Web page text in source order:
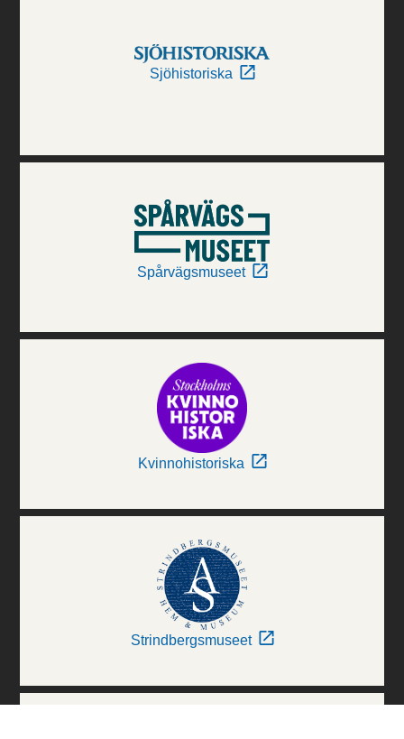
Sjöhistoriska
Spårvägsmuseet
Kvinnohistoriska
Strindbergsmuseet